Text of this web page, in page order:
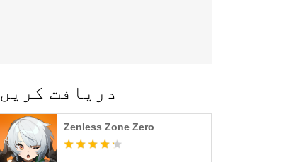
دریافت کریں
Zenless Zone Zero